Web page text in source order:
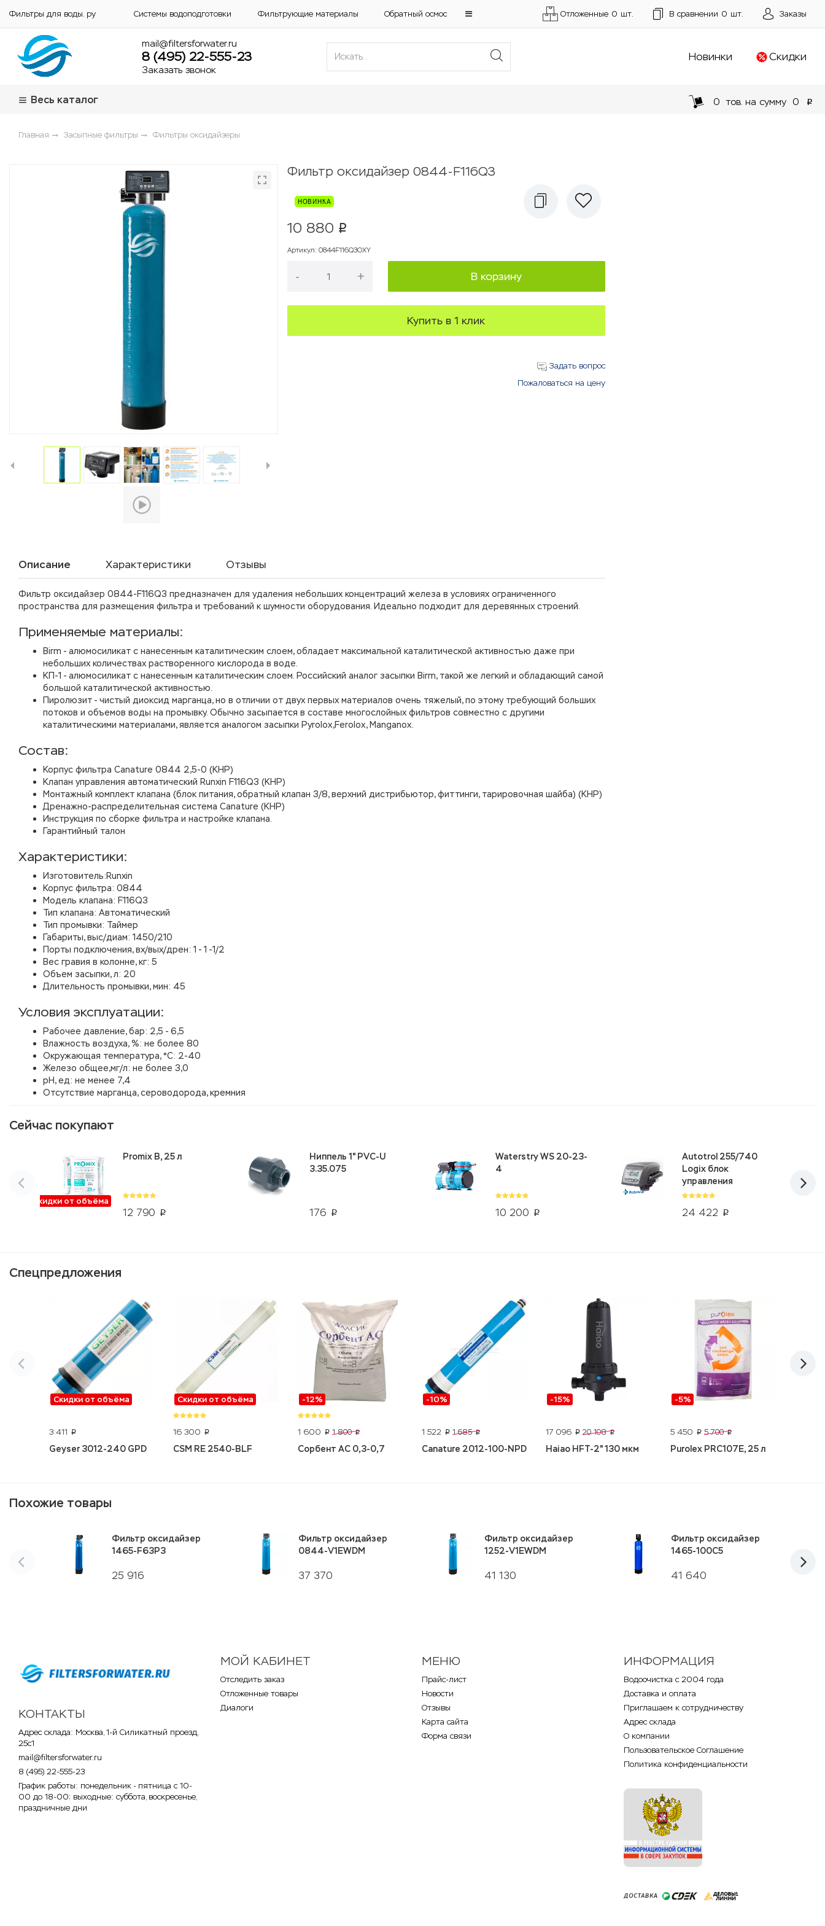
Фильтры для воды. ру Системы водоподготовки Фильтрующие материалы Обратный осмос Отложенные 0 шт. В сравнении 0 шт. Заказы
mail@filtersforwater.ru
8 (495) 22-555-23
Заказать звонок
Новинки Скидки
Весь каталог 0 тов. на сумму 0 p
Главная Засыпные фильтры Фильтры оксидайзеры
Фильтр оксидайзер 0844-F116Q3
10 880 p
Артикул: 0844F116Q3OXY
- + В корзину
Купить в 1 клик
Задать вопрос
Пожаловаться на цену
Описание Характеристики Отзывы
Фильтр оксидайзер 0844-F116Q3 предназначен для удаления небольших концентраций железа в условиях ограниченного
пространства для размещения фильтра и требований к шумности оборудования. Идеально подходит для деревянных строений.
Применяемые материалы:
Birm - алюмосиликат с нанесенным каталитическим слоем, обладает максимальной каталитической активностью даже при
небольших количествах растворенного кислорода в воде.
КП-1 - алюмосиликат с нанесенным каталитическим слоем. Российский аналог засыпки Birm, такой же легкий и обладающий самой
большой каталитической активностью.
Пиролюзит - чистый диоксид марганца, но в отличии от двух первых материалов очень тяжелый, по этому требующий больших
потоков и объемов воды на промывку. Обычно засыпается в составе многослойных фильтров совместно с другими
каталитическими материалами, является аналогом засыпки Pyrolox,Ferolox, Manganox.
Состав:
Корпус фильтра Canature 0844 2,5-0 (КНР)
Клапан управления автоматический Runxin F116Q3 (КНР)
Монтажный комплект клапана (блок питания, обратный клапан 3/8, верхний дистрибьютор, фиттинги, тарировочная шайба) (КНР)
Дренажно-распределительная система Canature (КНР)
Инструкция по сборке фильтра и настройке клапана.
Гарантийный талон
Характеристики:
Изготовитель:Runxin
Корпус фильтра: 0844
Модель клапана: F116Q3
Тип клапана: Автоматический
Тип промывки: Таймер
Габариты, выс/диам: 1450/210
Порты подключения, вх/вых/дрен: 1 - 1 -1/2
Вес гравия в колонне, кг: 5
Объем засыпки, л: 20
Длительность промывки, мин: 45
Условия эксплуатации:
Рабочее давление, бар: 2,5 - 6,5
Влажность воздуха, %: не более 80
Окружающая температура, °С: 2-40
Железо общее,мг/л: не более 3,0
рН, ед: не менее 7,4
Отсутствие марганца, сероводорода, кремния
Сейчас покупают
Скидки от объёма
12 790 p
Promix B, 25 л
176 p
Ниппель 1" PVC-U
3.35.075
10 200 p
Waterstry WS 20-23-
4
24 422 p
Autotrol 255/740
Logix блок
управления
Спецпредложения
Скидки от объёма
3 411 p
Geyser 3012-240 GPD
Скидки от объёма
16 300 p
CSM RE 2540-BLF
-12%
1 600 p 1 800 p
Сорбент АС 0,3-0,7
-10%
1 522 p 1 685 p
Canature 2012-100-NPD
-15%
17 096 p 20 108 p
Haiao HFT-2" 130 мкм
-5%
5 450 p 5 700 p
Purolex PRC107E, 25 л
Похожие товары
25 916
Фильтр оксидайзер
1465-F63P3
37 370
Фильтр оксидайзер
0844-V1EWDM
41 130
Фильтр оксидайзер
1252-V1EWDM
41 640
Фильтр оксидайзер
1465-100С5
КОНТАКТЫ
Адрес склада: Москва, 1-й Силикатный проезд,
25с1
mail@filtersforwater.ru
8 (495) 22-555-23
График работы: понедельник - пятница с 10-
00 до 18-00; выходные: суббота, воскресенье,
праздничные дни
МОЙ КАБИНЕТ
Отследить заказ
Отложенные товары
Диалоги
МЕНЮ
Прайс-лист
Новости
Отзывы
Карта сайта
Форма связи
ИНФОРМАЦИЯ
Водоочистка с 2004 года
Доставка и оплата
Приглашаем к сотрудничеству
Адрес склада
О компании
Пользовательское Соглашение
Политика конфиденциальности